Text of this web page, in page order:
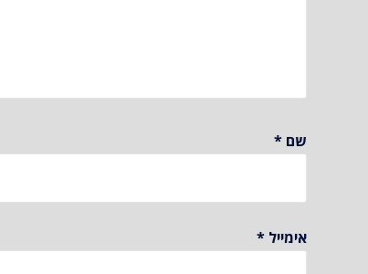
שם *
אימייל *